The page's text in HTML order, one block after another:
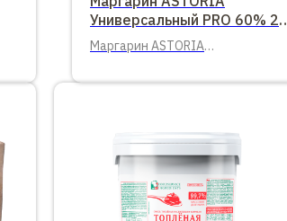
Универсальный PRO 60% 20
кг.
Маргарин ASTORIA